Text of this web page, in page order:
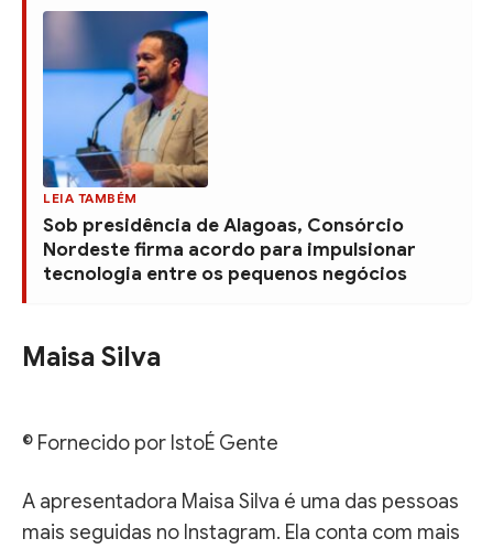
LEIA TAMBÉM
Sob presidência de Alagoas, Consórcio
Nordeste firma acordo para impulsionar
tecnologia entre os pequenos negócios
Maisa Silva
© Fornecido por IstoÉ Gente
A apresentadora Maisa Silva é uma das pessoas
mais seguidas no Instagram. Ela conta com mais